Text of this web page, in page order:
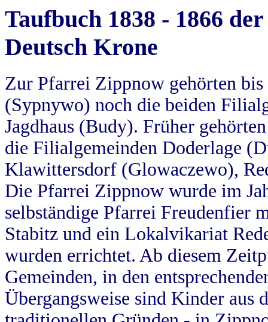
Taufbuch 1838 - 1866
Deutsch Krone
Zur Pfarrei Zippnow gehörten
(Sypnywo) noch die beiden
Jagdhaus (Budy). Früher
die Filialgemeinden Doderlage
Klawittersdorf (Glowaczewo),
Die Pfarrei Zippnow wurde im
selbständige Pfarrei Freudenfier
Stabitz und ein Lokalvikariat
wurden errichtet. Ab diesem
Gemeinden, in den
Übergangsweise sind Kinder aus